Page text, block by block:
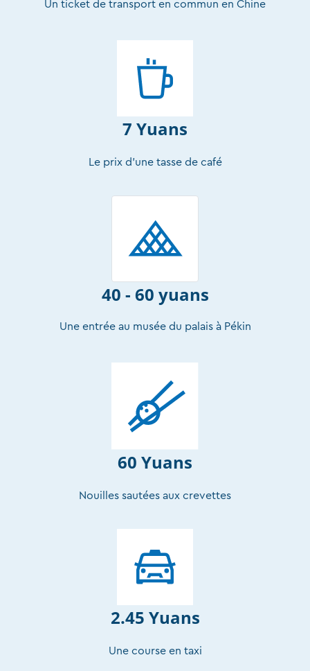
Un ticket de transport en commun en Chine
7 Yuans
Le prix d’une tasse de café
40 - 60 yuans
Une entrée au musée du palais à Pékin
60 Yuans
Nouilles sautées aux crevettes
2.45 Yuans
Une course en taxi